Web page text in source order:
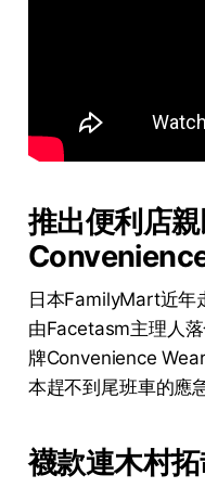
推出便利店
日本FamilyMart近年
由Facetasm主理人
牌Convenience
本趕不到尾班車的應
襪款連木村